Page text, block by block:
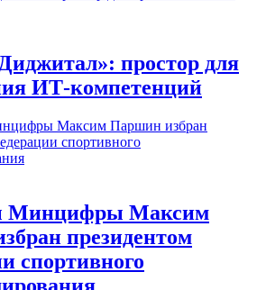
простор для
ИТ-компетенций
Минцифры Максим
президентом
спортивного